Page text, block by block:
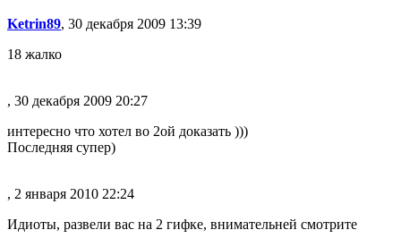
Ketrin89, 30 декабря 2009 13:39
18 жалко
, 30 декабря 2009 20:27
интересно что хотел во 2ой доказать )))
Последняя супер)
, 2 января 2010 22:24
Идиоты, развели вас на 2 гифке, внимательней смотрите